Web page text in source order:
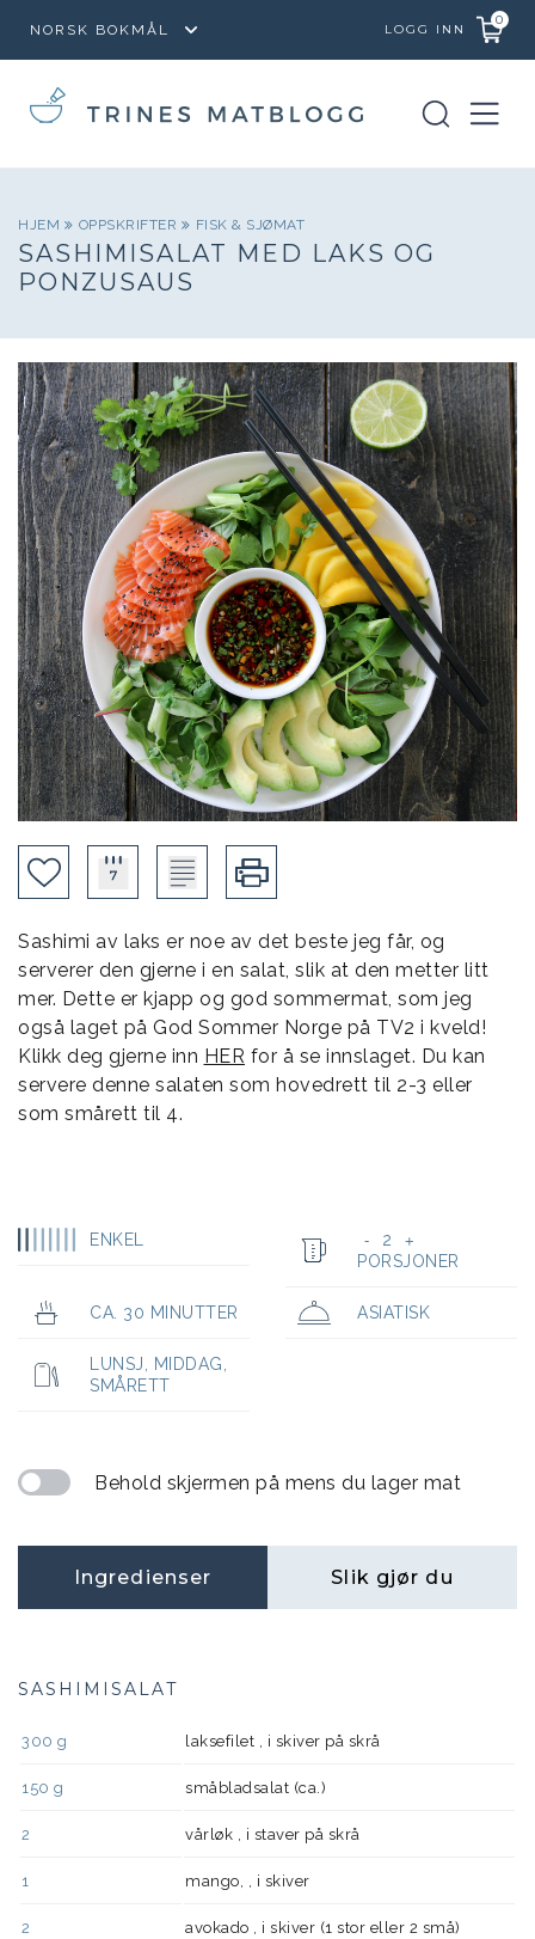
LOGG INN
0
HJEM OPPSKRIFTER FISK & SJØMAT
SASHIMISALAT MED LAKS OG
PONZUSAUS
Sashimi av laks er noe av det beste jeg får, og
serverer den gjerne i en salat, slik at den metter litt
mer. Dette er kjapp og god sommermat, som jeg
også laget på God Sommer Norge på TV2 i kveld!
Klikk deg gjerne inn HER for å se innslaget. Du kan
servere denne salaten som hovedrett til 2-3 eller
som smårett til 4.
ENKEL - 2 +
PORSJONER
CA. 30 MINUTTER ASIATISK
LUNSJ MIDDAG
SMÅRETT
Behold skjermen på mens du lager mat
Ingredienser Slik gjør du
SASHIMISALAT
300 g laksefilet , i skiver på skrå
150 g småbladsalat (ca.)
2 vårløk , i staver på skrå
1 mango, , i skiver
2 avokado , i skiver (1 stor eller 2 små)